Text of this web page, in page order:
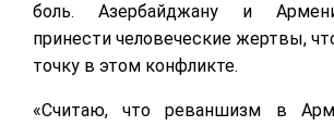
боль. Азербайджану и
принести человеческие жертвы,
точку в этом конфликте.
«Считаю, что реваншизм в